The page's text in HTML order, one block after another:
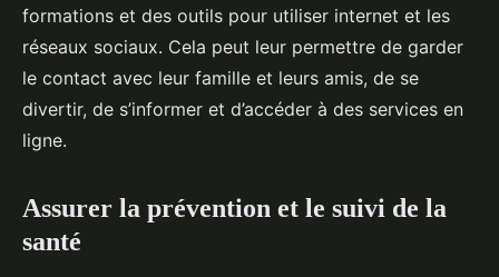
formations et des outils pour utiliser internet et les
réseaux sociaux. Cela peut leur permettre de garder
le contact avec leur famille et leurs amis, de se
divertir, de s’informer et d’accéder à des services en
ligne.
Assurer la prévention et le suivi de la
santé